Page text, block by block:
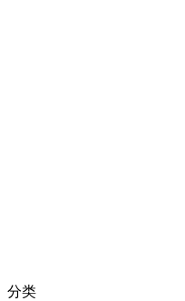
分类